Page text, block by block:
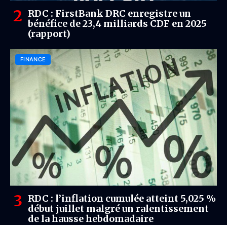
RDC : FirstBank DRC enregistre un
bénéfice de 23,4 milliards CDF en 2025
(rapport)
FINANCE
RDC : l’inflation cumulée atteint 5,025 %
début juillet malgré un ralentissement
de la hausse hebdomadaire